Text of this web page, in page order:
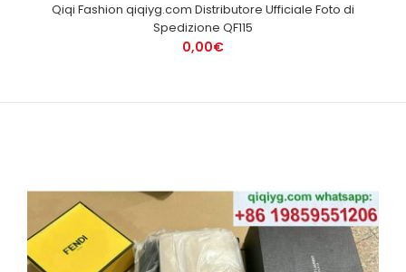
Qiqi Fashion qiqiyg.com Distributore Ufficiale Foto di
Spedizione QF115
0,00€